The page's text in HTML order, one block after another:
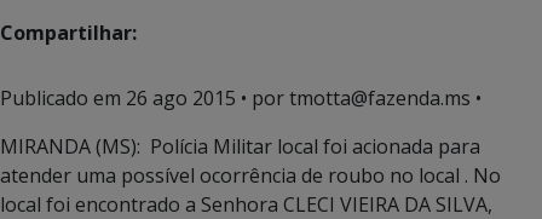
Compartilhar:
Publicado em 26 ago 2015 • por tmotta@fazenda.ms •
MIRANDA (MS): Polícia Militar local foi acionada para
atender uma possível ocorrência de roubo no local . No
local foi encontrado a Senhora CLECI VIEIRA DA SILVA,